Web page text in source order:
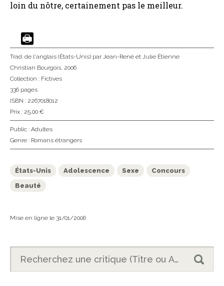
loin du nôtre, certainement pas le meilleur.
Trad. de l'anglais (États-Unis) par Jean-René et Julie Étienne
Christian Bourgois, 2006
Collection : Fictives
336 pages
ISBN : 2267018012
Prix : 25,00 €
Public : Adultes
Genre : Romans étrangers
États-Unis Adolescence Sexe
Concours
Beauté
Mise en ligne le 31/01/2006